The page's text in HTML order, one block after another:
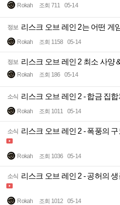
Rokah 조회 711 05-14
정보 리스크 오브 레인 2는 어떤 게
Rokah 조회 1158 05-14
정보 리스크 오브 레인 2 최소 사양
Rokah 조회 186 05-14
소식 리스크 오브 레인 2 - 합금 집
Rokah 조회 1011 05-14
소식 리스크 오브 레인 2 - 폭풍의
Rokah 조회 1036 05-14
소식 리스크 오브 레인 2 - 공허의
Rokah 조회 1012 05-14